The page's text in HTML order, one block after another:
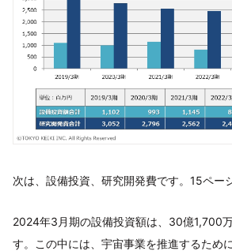
次は、設備投資、研究開発費です。15ペー
2024年3月期の設備投資額は、30億1,700
す。この中には、宇宙事業を推進するため